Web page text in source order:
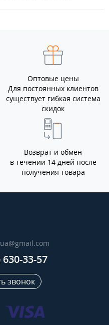
Оптовые цены
Для постоянных клиентов
существует гибкая система
скидок
Возврат и обмен
в течении 14 дней после
получения товара
630-33-57
звонок